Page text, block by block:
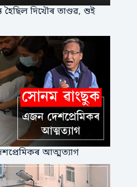
দিখৌৰ তাণ্ডৱ, শুই
আত্মত্যাগ